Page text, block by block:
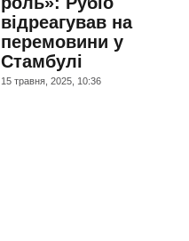
відреагував на
перемовини у
Стамбулі
15 травня, 2025, 10:36